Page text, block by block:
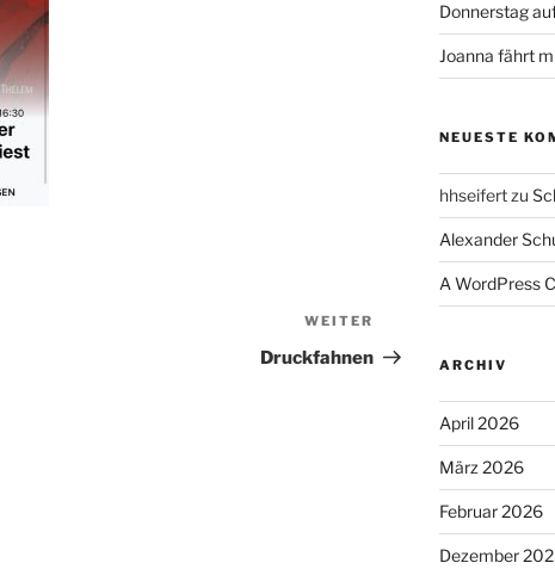
Beitrag
WEITER
Druckfahnen
Donnerstag
Joanna fährt
NEUESTE
hhseifertzu
Alexander
A WordPress
ARCHIV
April 2026
März 2026
Februar 2026
Dezember